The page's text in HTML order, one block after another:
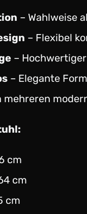
– Wahlweise
– Flexibel
–
– Elegante
mehreren
cm
cm
cm